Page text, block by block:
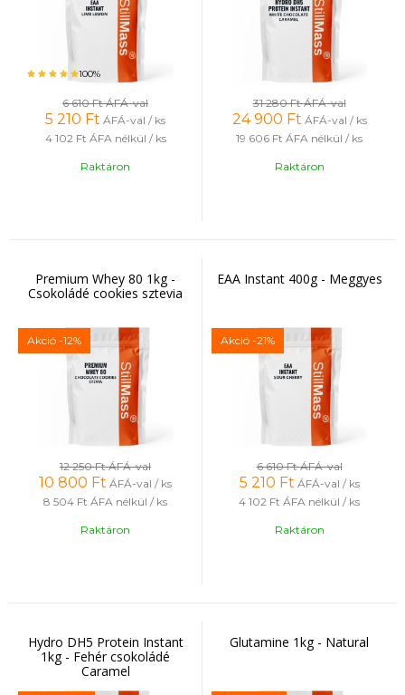
100%
6 610 FtÁFÁ-val
5 210 Ft ÁFÁ-val / ks
4 102 Ft ÁFA nélkül / ks
Raktáron
31 280 FtÁFÁ-val
24 900 Ft ÁFÁ-val / ks
19 606 Ft ÁFA nélkül / ks
Raktáron
Premium Whey 80 1kg -
Csokoládé cookies sztevia
Akció -12%
12 250 FtÁFÁ-val
10 800 Ft ÁFÁ-val / ks
8 504 Ft ÁFA nélkül / ks
Raktáron
EAA Instant 400g - Meggyes
Akció -21%
6 610 FtÁFÁ-val
5 210 Ft ÁFÁ-val / ks
4 102 Ft ÁFA nélkül / ks
Raktáron
Hydro DH5 Protein Instant
1kg - Fehér csokoládé
Caramel
Glutamine 1kg - Natural